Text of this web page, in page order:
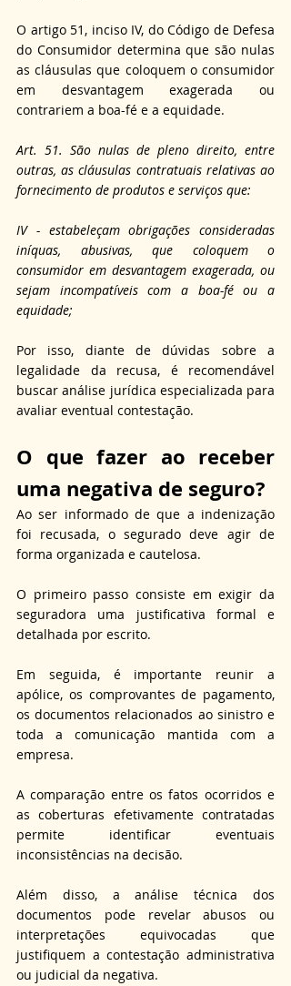
O artigo 51, inciso IV, do Código de Defesa
do Consumidor determina que são nulas
as cláusulas que coloquem o consumidor
em desvantagem exagerada ou
contrariem a boa-fé e a equidade.
Art. 51. São nulas de pleno direito, entre
outras, as cláusulas contratuais relativas ao
fornecimento de produtos e serviços que:
IV - estabeleçam obrigações consideradas
iníquas, abusivas, que coloquem o
consumidor em desvantagem exagerada, ou
sejam incompatíveis com a boa-fé ou a
equidade;
Por isso, diante de dúvidas sobre a
legalidade da recusa, é recomendável
buscar análise jurídica especializada para
avaliar eventual contestação.
O que fazer ao
uma negativa de seguro?
Ao ser informado de que a indenização
foi recusada, o segurado deve agir de
forma organizada e cautelosa.
O primeiro passo consiste em exigir da
seguradora uma justificativa formal e
detalhada por escrito.
Em seguida, é importante reunir a
apólice, os comprovantes de pagamento,
os documentos relacionados ao sinistro e
toda a comunicação mantida com a
empresa.
A comparação entre os fatos ocorridos e
as coberturas efetivamente contratadas
permite identificar eventuais
inconsistências na decisão.
Além disso, a análise técnica dos
documentos pode revelar abusos ou
interpretações equivocadas que
justifiquem a contestação administrativa
ou judicial da negativa.